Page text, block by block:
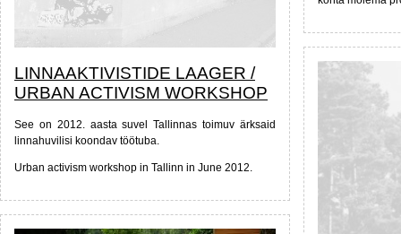
LINNAAKTIVISTIDE LAAGER /
URBAN ACTIVISM WORKSHOP
See on 2012. aasta suvel Tallinnas toimuv ärksaid
linnahuvilisi koondav töötuba.
Urban activism workshop in Tallinn in June 2012.